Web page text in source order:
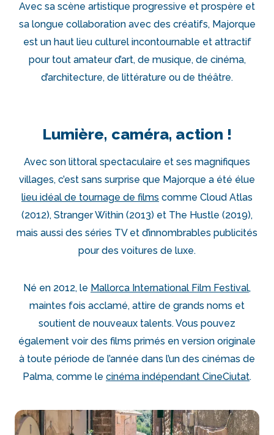
Avec sa scène artistique progressive et prospère et
sa longue collaboration avec des créatifs, Majorque
est un haut lieu culturel incontournable et attractif
pour tout amateur d’art, de musique, de cinéma,
d’architecture, de littérature ou de théâtre.
Lumière, caméra, action !
Avec son littoral spectaculaire et ses magnifiques
villages, c’est sans surprise que Majorque a été élue
lieu idéal de tournage de films comme Cloud Atlas
(2012), Stranger Within (2013) et The Hustle (2019),
mais aussi des séries TV et d’innombrables publicités
pour des voitures de luxe.
Né en 2012, le Mallorca International Film Festival,
maintes fois acclamé, attire de grands noms et
soutient de nouveaux talents. Vous pouvez
également voir des films primés en version originale
à toute période de l’année dans l’un des cinémas de
Palma, comme le cinéma indépendant CineCiutat.